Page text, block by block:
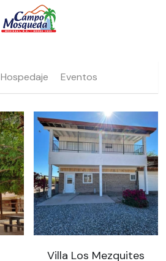
Hospedaje Eventos
Villa Los Mezquites